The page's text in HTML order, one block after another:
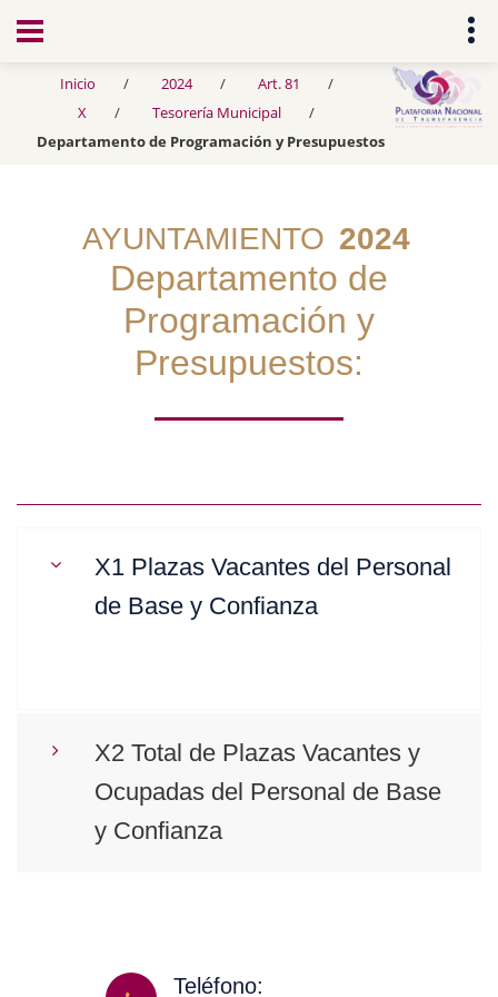
Transparencia
Inicio 2024
Art. 81
X
Tesorería Municipal
Departamento de Programación y Presupuestos
AYUNTAMIENTO 2024
Departamento de
Programación y
Presupuestos:
X1 Plazas Vacantes del Personal
de Base y Confianza
X2 Total de Plazas Vacantes y
Ocupadas del Personal de Base
y Confianza
Teléfono: